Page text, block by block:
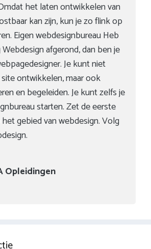
het laten ontwikkelen van
kan zijn, kun je zo flink op
Eigen webdesignbureau Heb
afgerond, dan ben je
Je kunt niet
ontwikkelen, maar ook
en begeleiden. Je kunt zelfs je
starten. Zet de eerste
gebied van webdesign. Volg
Opleidingen